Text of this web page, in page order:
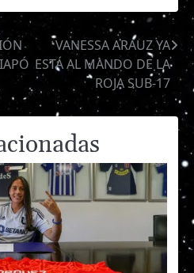
VANESSA ARAUZ YA
ESTÁ AL MANDO DE LA
ROJA SUB-17